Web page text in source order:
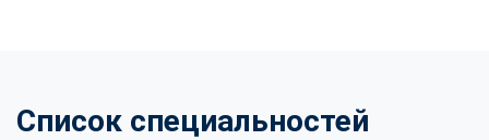
Список специальностей